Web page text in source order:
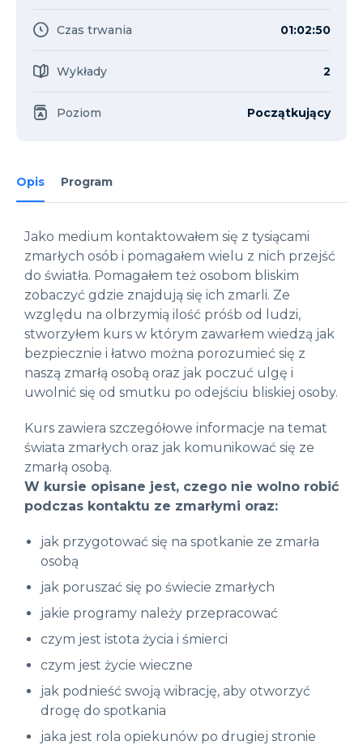
Opis Program
Jako medium kontaktowałem się z tysiącami
zmarłych osób i pomagałem wielu z nich przejść
do światła. Pomagałem też osobom bliskim
zobaczyć gdzie znajdują się ich zmarli. Ze
względu na olbrzymią ilość próśb od ludzi,
stworzyłem kurs w którym zawarłem wiedzą jak
bezpiecznie i łatwo można porozumieć się z
naszą zmarłą osobą oraz jak poczuć ulgę i
uwolnić się od smutku po odejściu bliskiej osoby.
Kurs zawiera szczegółowe informacje na temat
świata zmarłych oraz jak komunikować się ze
zmarłą osobą.
W kursie opisane jest, czego nie wolno robić
podczas kontaktu ze zmarłymi oraz:
jak przygotować się na spotkanie ze zmarła
osobą
jak poruszać się po świecie zmarłych
jakie programy należy przepracować
czym jest istota życia i śmierci
czym jest życie wieczne
jak podnieść swoją wibrację, aby otworzyć
drogę do spotkania
jaka jest rola opiekunów po drugiej stronie
Czas trwania 01:02:50
Wykłady 2
Poziom Początkujący